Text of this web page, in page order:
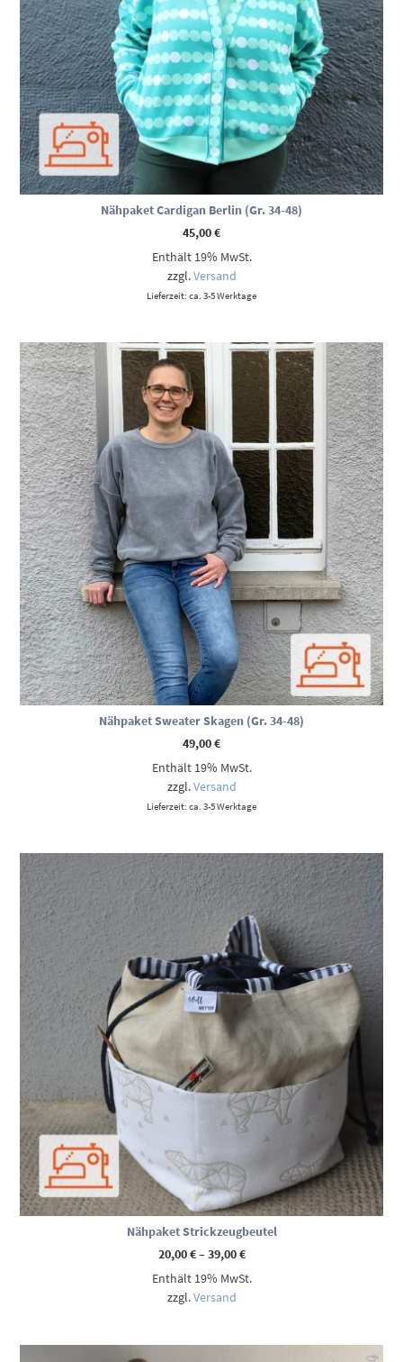
Nähpaket Cardigan Berlin (Gr. 34-48)
45,00€
Enthält 19% MwSt.
zzgl.Versand
Lieferzeit: ca. 3-5 Werktage
Nähpaket Sweater Skagen (Gr. 34-48)
49,00€
Enthält 19% MwSt.
zzgl.Versand
Lieferzeit: ca. 3-5 Werktage
Nähpaket Strickzeugbeutel
20,00€–39,00€Preisspanne:
bis
Enthält 19% MwSt.
zzgl.Versand